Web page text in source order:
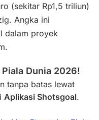
(sekitar Rp1,5 triliun)
Angka ini
dalam proyek
Dunia 2026!
tanpa batas lewat
Aplikasi Shotsgoal.